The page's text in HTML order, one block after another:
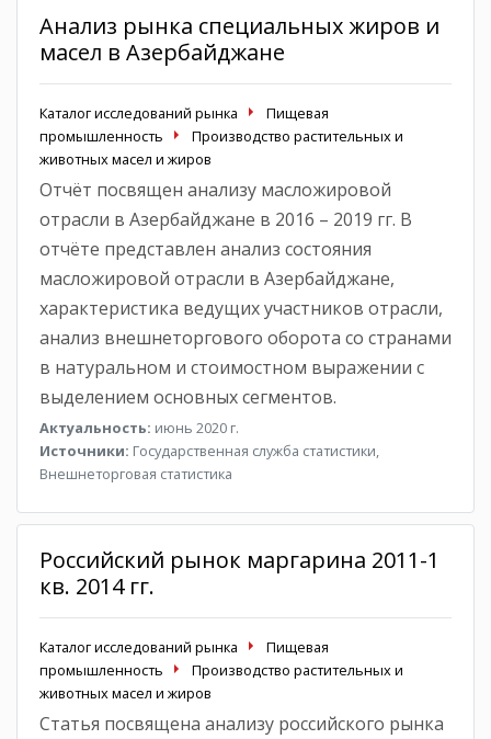
Анализ рынка специальных жиров и
масел в Азербайджане
Каталог исследований рынка
Пищевая
промышленность
Производство растительных и
животных масел и жиров
Отчёт посвящен анализу масложировой
отрасли в Азербайджане в 2016 – 2019 гг. В
отчёте представлен анализ состояния
масложировой отрасли в Азербайджане,
характеристика ведущих участников отрасли,
анализ внешнеторгового оборота со странами
в натуральном и стоимостном выражении с
выделением основных сегментов.
Актуальность: июнь 2020 г.
Источники: Государственная служба статистики,
Внешнеторговая статистика
Российский рынок маргарина 2011-1
кв. 2014 гг.
Каталог исследований рынка
Пищевая
промышленность
Производство растительных и
животных масел и жиров
Статья посвящена анализу российского рынка